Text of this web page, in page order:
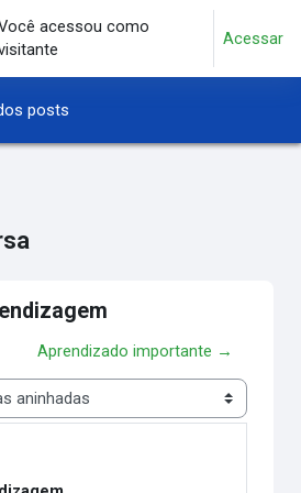
pesquisa
acessou como
Acessar
posts
Aprendizado importante →